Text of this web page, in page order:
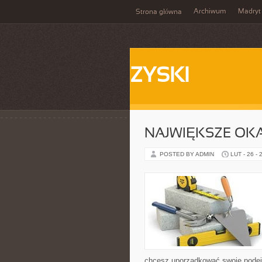
Strona główna Archiwum Madryt
ZYSKI
NAJWIĘKSZE
POSTED BY ADMIN LUT - 26 -